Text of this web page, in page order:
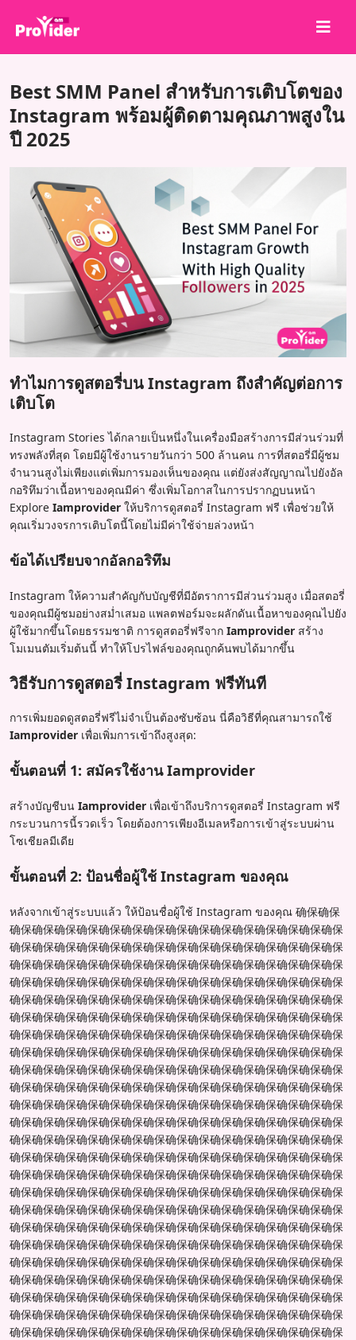
เกี่ยวกับเรา
เข้าสู่ระบบ
สมัครสมาชิก
บริการ
ข้อตกลง
บล็อก
Best SMM Panel สำหรับการเติบโตของ
Instagram พร้อมผู้ติดตามคุณภาพสูงใน
ปี 2025
ทำไมการดูสตอรี่บน Instagram ถึงสำคัญต่อการ
เติบโต
Instagram Stories ได้กลายเป็นหนึ่งในเครื่องมือสร้างการมีส่วนร่วมที่
ทรงพลังที่สุด โดยมีผู้ใช้งานรายวันกว่า 500 ล้านคน การที่สตอรี่มีผู้ชม
จำนวนสูงไม่เพียงแต่เพิ่มการมองเห็นของคุณ แต่ยังส่งสัญญาณไปยังอัล
กอริทึมว่าเนื้อหาของคุณมีค่า ซึ่งเพิ่มโอกาสในการปรากฏบนหน้า
Explore Iamprovider ให้บริการดูสตอรี่ Instagram ฟรี เพื่อช่วยให้
คุณเริ่มวงจรการเติบโตนี้โดยไม่มีค่าใช้จ่ายล่วงหน้า
ข้อได้เปรียบจากอัลกอริทึม
Instagram ให้ความสำคัญกับบัญชีที่มีอัตราการมีส่วนร่วมสูง เมื่อสตอรี่
ของคุณมีผู้ชมอย่างสม่ำเสมอ แพลตฟอร์มจะผลักดันเนื้อหาของคุณไปยัง
ผู้ใช้มากขึ้นโดยธรรมชาติ การดูสตอรี่ฟรีจาก Iamprovider สร้าง
โมเมนตัมเริ่มต้นนี้ ทำให้โปรไฟล์ของคุณถูกค้นพบได้มากขึ้น
วิธีรับการดูสตอรี่ Instagram ฟรีทันที
การเพิ่มยอดดูสตอรี่ฟรีไม่จำเป็นต้องซับซ้อน นี่คือวิธีที่คุณสามารถใช้
Iamprovider เพื่อเพิ่มการเข้าถึงสูงสุด:
ขั้นตอนที่ 1: สมัครใช้งาน Iamprovider
สร้างบัญชีบน Iamprovider เพื่อเข้าถึงบริการดูสตอรี่ Instagram ฟรี
กระบวนการนี้รวดเร็ว โดยต้องการเพียงอีเมลหรือการเข้าสู่ระบบผ่าน
โซเชียลมีเดีย
ขั้นตอนที่ 2: ป้อนชื่อผู้ใช้ Instagram ของคุณ
หลังจากเข้าสู่ระบบแล้ว ให้ป้อนชื่อผู้ใช้ Instagram ของคุณ 确保确保
确保确保确保确保确保确保确保确保确保确保确保确保确保确保确保
确保确保确保确保确保确保确保确保确保确保确保确保确保确保确保
确保确保确保确保确保确保确保确保确保确保确保确保确保确保确保
确保确保确保确保确保确保确保确保确保确保确保确保确保确保确保
确保确保确保确保确保确保确保确保确保确保确保确保确保确保确保
确保确保确保确保确保确保确保确保确保确保确保确保确保确保确保
确保确保确保确保确保确保确保确保确保确保确保确保确保确保确保
确保确保确保确保确保确保确保确保确保确保确保确保确保确保确保
确保确保确保确保确保确保确保确保确保确保确保确保确保确保确保
确保确保确保确保确保确保确保确保确保确保确保确保确保确保确保
确保确保确保确保确保确保确保确保确保确保确保确保确保确保确保
确保确保确保确保确保确保确保确保确保确保确保确保确保确保确保
确保确保确保确保确保确保确保确保确保确保确保确保确保确保确保
确保确保确保确保确保确保确保确保确保确保确保确保确保确保确保
确保确保确保确保确保确保确保确保确保确保确保确保确保确保确保
确保确保确保确保确保确保确保确保确保确保确保确保确保确保确保
确保确保确保确保确保确保确保确保确保确保确保确保确保确保确保
确保确保确保确保确保确保确保确保确保确保确保确保确保确保确保
确保确保确保确保确保确保确保确保确保确保确保确保确保确保确保
确保确保确保确保确保确保确保确保确保确保确保确保确保确保确保
确保确保确保确保确保确保确保确保确保确保确保确保确保确保确保
确保确保确保确保确保确保确保确保确保确保确保确保确保确保确保
确保确保确保确保确保确保确保确保确保确保确保确保确保确保确保
确保确保确保确保确保确保确保确保确保确保确保确保确保确保确保